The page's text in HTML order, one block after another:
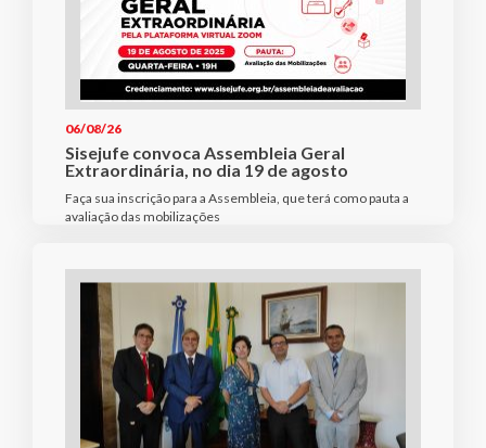
06/08/26
Sisejufe convoca Assembleia Geral
Extraordinária, no dia 19 de agosto
Faça sua inscrição para a Assembleia, que terá como pauta a
avaliação das mobilizações